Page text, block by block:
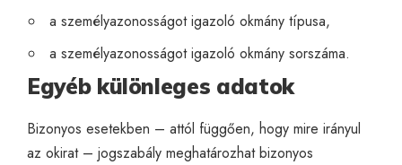
a személyazonosságot igazoló okmány típusa,
a személyazonosságot igazoló okmány sorszáma.
Egyéb különleges adatok
Bizonyos esetekben – attól függően, hogy mire irányul
az okirat – jogszabály meghatározhat bizonyos